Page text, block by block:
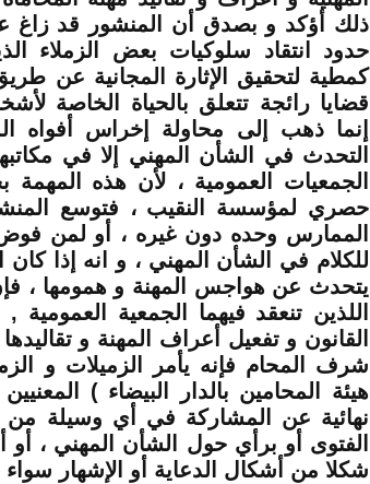
ذلك أؤكد و بصدق أن المنشور قد زاغ
حدود انتقاد سلوكيات بعض الزملاء
كمطية لتحقيق الإثارة المجانية عن
قضايا رائجة تتعلق بالحياة الخاصة
إنما ذهب إلى محاولة إخراس أفواه
التحدث في الشأن المهني إلا في
الجمعيات العمومية ، لأن هذه
حصري لمؤسسة النقيب ، فتوسع
الممارس وحده دون غيره ، أو لمن
للكلام في الشأن المهني ، و انه إذا
يتحدث عن هواجس المهنة و همومها ،
اللذين تنعقد فيهما الجمعية
القانون و تفعيل أعراف المهنة و
شرف المحام فإنه يأمر الزميلات و
هيئة المحامين بالدار البيضاء )
نهائية عن المشاركة في أي وسيلة من
الفتوى أو برأي حول الشأن المهني ،
شكلا من أشكال الدعاية أو الإشهار سواء